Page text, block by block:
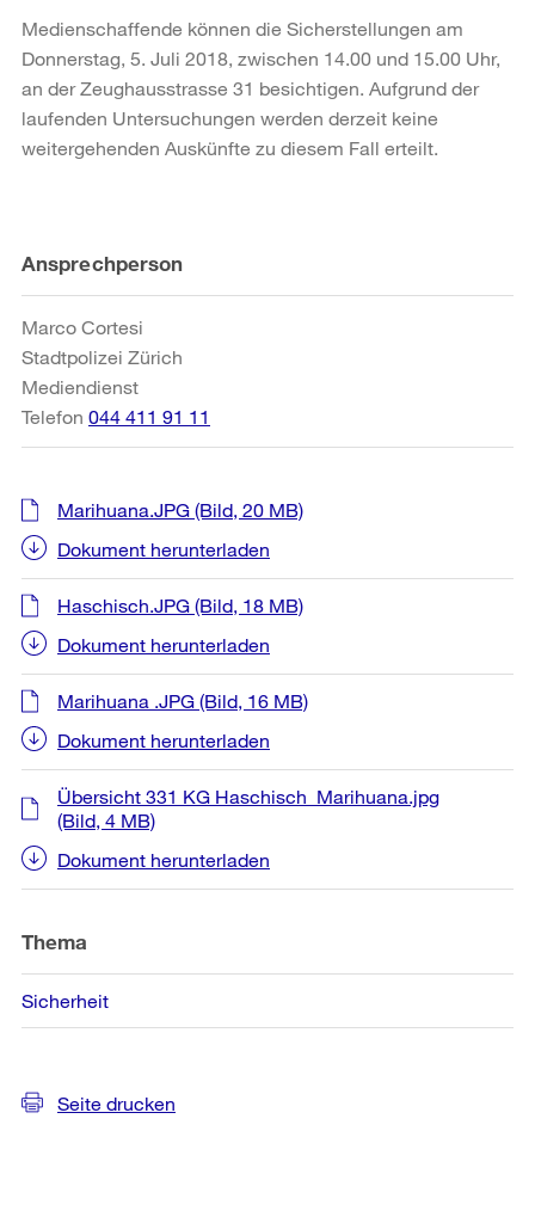
Medienschaffende können die Sicherstellungen am
Donnerstag, 5. Juli 2018, zwischen 14.00 und 15.00 Uhr,
an der Zeughausstrasse 31 besichtigen. Aufgrund der
laufenden Untersuchungen werden derzeit keine
weitergehenden Auskünfte zu diesem Fall erteilt.
Weitere
Informationen
Ansprechperson
Marco Cortesi
Stadtpolizei Zürich
Mediendienst
Telefon 044 411 91 11
Marihuana.JPG (Bild, 20 MB)
Dokument herunterladen
Haschisch.JPG (Bild, 18 MB)
Dokument herunterladen
Marihuana .JPG (Bild, 16 MB)
Dokument herunterladen
Übersicht 331 KG Haschisch_Marihuana.jpg
(Bild, 4 MB)
Dokument herunterladen
Thema
Sicherheit
Seite drucken